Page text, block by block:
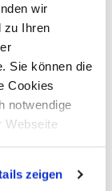
wir
zu Ihren
Sie können die
Cookies
notwendige
Webseite
zeigen
Shop
im